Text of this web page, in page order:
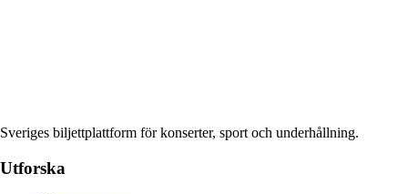
Sveriges biljettplattform för konserter, sport och underhållning.
Utforska